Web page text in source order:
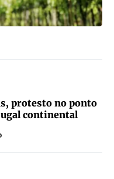
protesto no ponto
continental